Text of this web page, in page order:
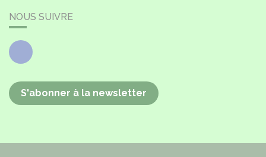
NOUS SUIVRE
Facebook
S'abonner à la newsletter